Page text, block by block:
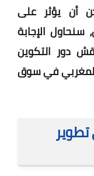
أن يؤثر على
الإجابة
دور التكوين
في سوق